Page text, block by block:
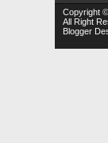
Copyright
All Right
Blogger